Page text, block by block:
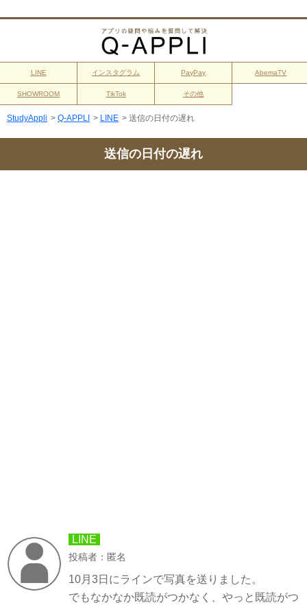
LINE インスタグラム PayPay AbemaTV
SHOWROOM TikTok その他
StudyAppli > Q-APPLI > LINE > 送信の日付の遅れ
送信の日付の遅れ
LINE
投稿者：匿名
10月3日にラインで写真を送りました。
でもなかなか既読がつかなく、やっと既読がつ